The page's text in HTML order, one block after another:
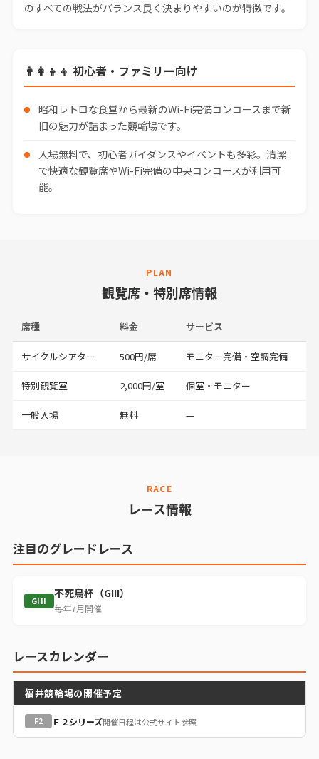
のすべての戦法がバランス良く決まりやすいのが特徴です。
👨‍👩‍👧‍👦 初心者・ファミリー向け
昭和レトロな食堂から最新のWi-Fi完備コンコースまで新
旧の魅力が詰まった競輪場です。
入場無料で、初心者ガイダンスやイベントも多彩。清潔
で快適な観覧席やWi-Fi完備の中央コンコースが利用可
能。
PLAN
観覧席・特別席情報
席種 料金 サービス
サイクルシアター 500円/席 モニター完備・空調完備
特別観覧室 2,000円/室 個室・モニター
一般入場 無料 —
RACE
レース情報
注目のグレードレース
GIII
不死鳥杯（GIII）
毎年7月開催
レースカレンダー
福井競輪場の開催予定
F2 Ｆ２シリーズ開催日程は公式サイト参照